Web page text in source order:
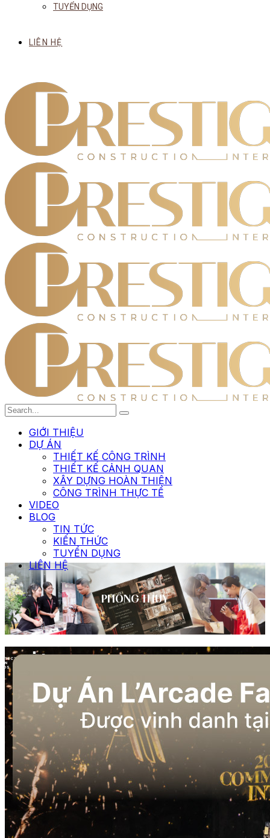
TUYỂN DỤNG
LIÊN HỆ
GIỚI THIỆU
DỰ ÁN
THIẾT KẾ CÔNG TRÌNH
THIẾT KẾ CẢNH QUAN
XÂY DỰNG HOÀN THIỆN
CÔNG TRÌNH THỰC TẾ
VIDEO
BLOG
TIN TỨC
KIẾN THỨC
TUYỂN DỤNG
LIÊN HỆ
PHONG THUỶ